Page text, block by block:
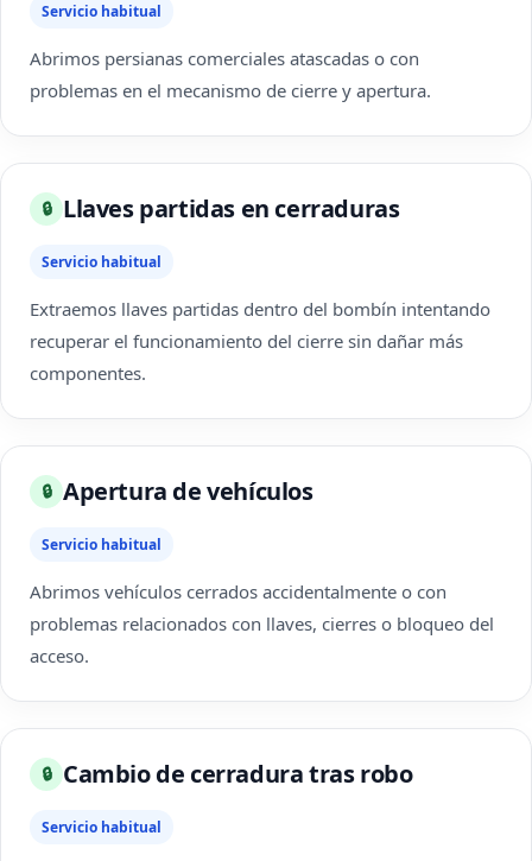
Servicio habitual
Abrimos persianas comerciales atascadas o con
problemas en el mecanismo de cierre y apertura.
🔒 Llaves partidas en cerraduras
Servicio habitual
Extraemos llaves partidas dentro del bombín intentando
recuperar el funcionamiento del cierre sin dañar más
componentes.
🔒 Apertura de vehículos
Servicio habitual
Abrimos vehículos cerrados accidentalmente o con
problemas relacionados con llaves, cierres o bloqueo del
acceso.
🔒 Cambio de cerradura tras robo
Servicio habitual